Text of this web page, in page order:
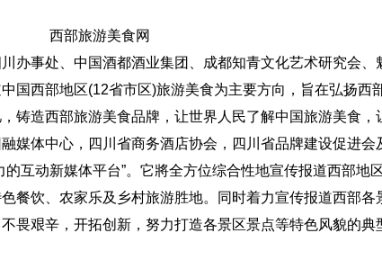
西部旅游美食网
办事处、中国酒都酒业集团、成都知青文化艺术研究会、
国西部地区(12省市区)旅游美食为主要方向， 旨在弘扬西
铸造西部旅游美食品牌，让世界人民了解中国旅游美食，
媒体中心，四川省商务酒店协会，四川省品牌建设促进会
的互动新媒体平台”。它將全方位综合性地宣传报道西部地
餐饮、农家乐及乡村旅游胜地。同时着力宣传报道西部各
畏艰辛，开拓创新，努力打造各景区景点等特色风貌的典